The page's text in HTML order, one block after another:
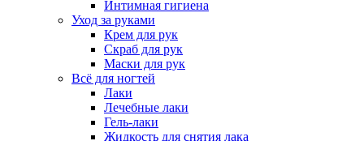
Интимная гигиена
Уход за руками
Крем для рук
Скраб для рук
Маски для рук
Всё для ногтей
Лаки
Лечебные лаки
Гель-лаки
Жидкость для снятия лака